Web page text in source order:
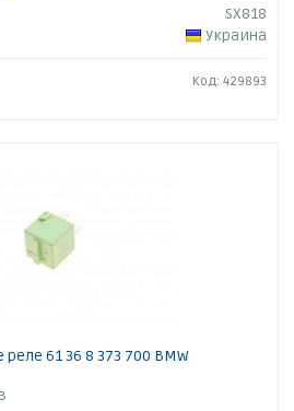
SX818
Украина
Код: 429893
61 36 8 373 700 BMW